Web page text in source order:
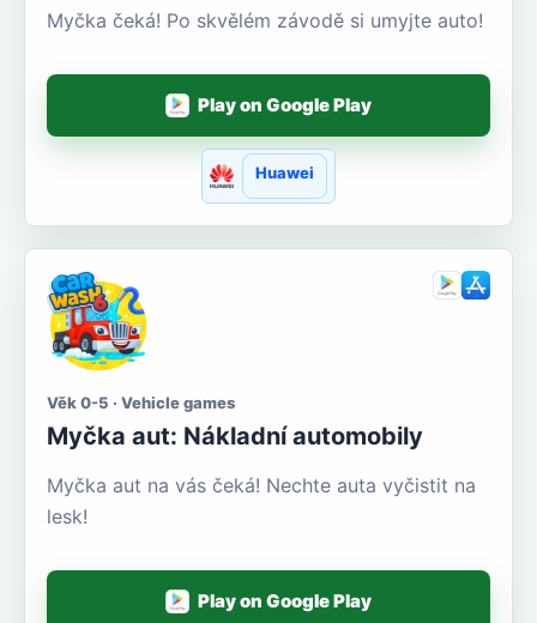
Myčka čeká! Po skvělém závodě si umyjte auto!
Play on Google Play
Huawei
Věk 0-5 · Vehicle games
Myčka aut: Nákladní automobily
Myčka aut na vás čeká! Nechte auta vyčistit na
lesk!
Play on Google Play